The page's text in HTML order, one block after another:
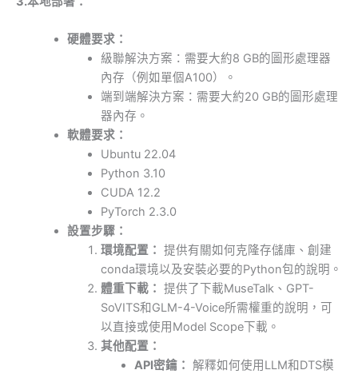
硬體要求：
級聯解決方案：需要大約8 GB的圖形處理器
內存（例如單個A100）。
端到端解決方案：需要大約20 GB的圖形處理
器內存。
軟體要求：
Ubuntu 22.04
Python 3.10
CUDA 12.2
PyTorch 2.3.0
設置步驟：
環境配置： 提供有關如何克隆存儲庫、創建
conda環境以及安裝必要的Python包的說明。
體重下載： 提供了下載MuseTalk、GPT-
SoVITS和GLM-4-Voice所需權重的說明，可
以直接或使用Model Scope下載。
其他配置：
API密鑰： 解釋如何使用LLM和DTS模